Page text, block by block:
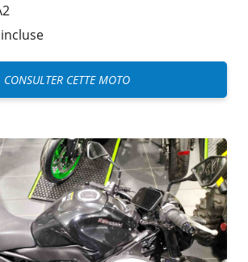
CONSULTER CETTE MOTO